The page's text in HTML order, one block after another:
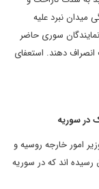
نبرد علیه
سوری حاضر
دهند. استعفای
در سوریه
امور خارجه روسیه و
رسیده اند که در سوریه